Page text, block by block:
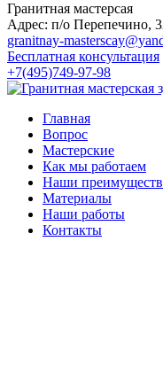
Гранитная мастерсая
Адрес: п/о Перепечино,
granitnay-
Бесплатная консультация
+7(495)749-97-98
Главная
Вопрос
Мастерские
Как мы работаем
Наши
Материалы
Наши работы
Контакты